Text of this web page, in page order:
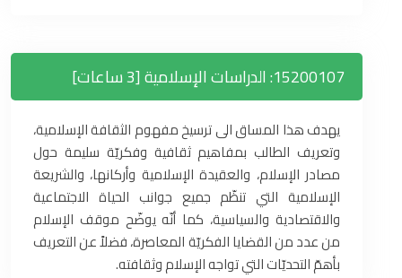
15200107: الدراسات الإسلامية [3 ساعات]
يهدف هذا المساق الى ترسيخ مفهوم الثقافة الإسلامية،
وتعريف الطالب بمفاهيم ثقافية وفكريّة سليمة حول
مصادر الإسلام، والعقيدة الإسلامية وأركانها، والشريعة
الإسلامية التي تنظّم جميع جوانب الحياة الاجتماعية
والاقتصادية والسياسية، كما أنّه يوضّح موقف الإسلام
من عدد من القضايا الفكريّة المعاصرة، فضلاً عن التعريف
بأهمّ التحديّات التي تواجه الإسلام وثقافته.